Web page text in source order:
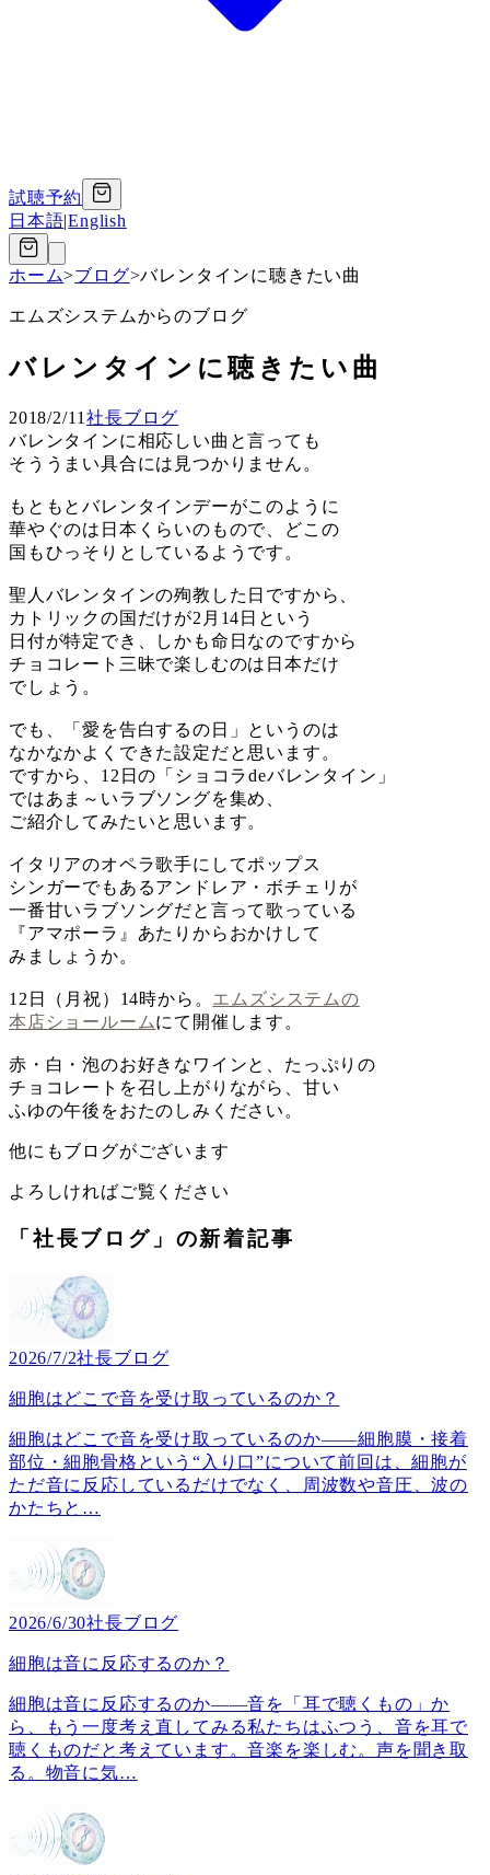
試聴予約
日本語|English
ホーム>ブログ>バレンタインに聴きたい曲
エムズシステムからのブログ
バレンタインに聴きたい曲
2018/2/11社長ブログ
バレンタインに相応しい曲と言っても
そううまい具合には見つかりません。
もともとバレンタインデーがこのように
華やぐのは日本くらいのもので、どこの
国もひっそりとしているようです。
聖人バレンタインの殉教した日ですから、
カトリックの国だけが2月14日という
日付が特定でき、しかも命日なのですから
チョコレート三昧で楽しむのは日本だけ
でしょう。
でも、「愛を告白するの日」というのは
なかなかよくできた設定だと思います。
ですから、12日の「ショコラdeバレンタイン」
ではあま～いラブソングを集め、
ご紹介してみたいと思います。
イタリアのオペラ歌手にしてポップス
シンガーでもあるアンドレア・ボチェリが
一番甘いラブソングだと言って歌っている
『アマポーラ』あたりからおかけして
みましょうか。
12日（月祝）14時から。 エムズシステムの
本店ショールームにて開催します。
赤・白・泡のお好きなワインと、たっぷりの
チョコレートを召し上がりながら、甘い
ふゆの午後をおたのしみください。
他にもブログがございます
よろしければご覧ください
「社長ブログ」の新着記事
2026/7/2社長ブログ
細胞はどこで音を受け取っているのか？
細胞はどこで音を受け取っているのか――細胞膜・接着
部位・細胞骨格という“入り口”について前回は、細胞が
ただ音に反応しているだけでなく、周波数や音圧、波の
かたちと …
2026/6/30社長ブログ
細胞は音に反応するのか？
細胞は音に反応するのか――音を「耳で聴くもの」か
ら、もう一度考え直してみる私たちはふつう、音を耳で
聴くものだと考えています。音楽を楽しむ。声を聞き取
る。物音に気…